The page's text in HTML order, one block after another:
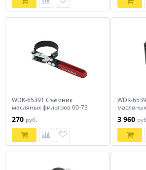
WDK-65391 Съемник
масляных фильтров 60-73
270 руб.
WDK-
3 960